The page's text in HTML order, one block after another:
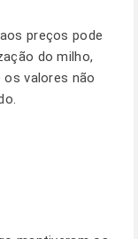
preços pode
do milho,
os valores não